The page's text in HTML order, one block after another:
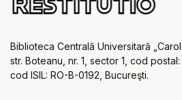
Biblioteca Centrală Universitară „Carol
str. Boteanu, nr. 1, sector 1, cod postal:
cod ISIL: RO-B-0192, Bucureşti.